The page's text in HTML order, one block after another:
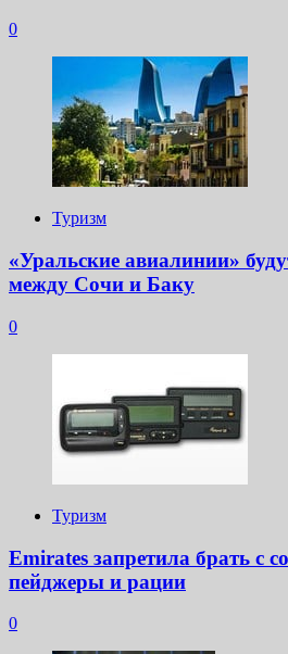
0
Туризм
«Уральские авиалинии»
между Сочи и Баку
0
Туризм
Emirates запретила брать с
пейджеры и рации
0